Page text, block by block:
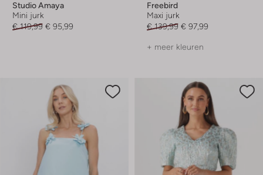
Studio Amaya
Mini jurk
€ 119,99 € 95,99
Freebird
Maxi jurk
€ 139,99 € 97,99
+ meer kleuren